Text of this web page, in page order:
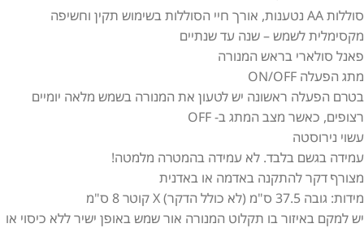
סוללות AA נטענות, אורך חיי הסוללות בשימוש תקין וחשיפה
מקסימלית לשמש – שנה עד שנתיים
פאנל סולארי בראש המנורה
מתג הפעלה ON/OFF
בטרם הפעלה ראשונה יש לטעון את המנורה בשמש מלאה יומיים
רצופים, כאשר מצב המתג ב- OFF
עשוי נירוסטה
עמידה בגשם בלבד. לא עמידה בהמטרה מלמטה!
מצורף דקר להתקנה באדמה או באדנית
מידות: גובה 37.5 ס"מ (לא כולל הדקר) X קוטר 8 ס"מ
יש למקם באיזור בו תקלוט המנורה אור שמש באופן ישיר ללא כיסוי או